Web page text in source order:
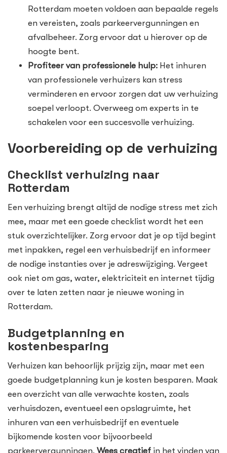
Rotterdam moeten voldoen aan bepaalde regels
en vereisten, zoals parkeervergunningen en
afvalbeheer. Zorg ervoor dat u hierover op de
hoogte bent.
Profiteer van professionele hulp: Het inhuren
van professionele verhuizers kan stress
verminderen en ervoor zorgen dat uw verhuizing
soepel verloopt. Overweeg om experts in te
schakelen voor een succesvolle verhuizing.
Voorbereiding op de verhuizing
Checklist verhuizing naar
Rotterdam
Een verhuizing brengt altijd de nodige stress met zich
mee, maar met een goede checklist wordt het een
stuk overzichtelijker. Zorg ervoor dat je op tijd begint
met inpakken, regel een verhuisbedrijf en informeer
de nodige instanties over je adreswijziging. Vergeet
ook niet om gas, water, elektriciteit en internet tijdig
over te laten zetten naar je nieuwe woning in
Rotterdam.
Budgetplanning en
kostenbesparing
Verhuizen kan behoorlijk prijzig zijn, maar met een
goede budgetplanning kun je kosten besparen. Maak
een overzicht van alle verwachte kosten, zoals
verhuisdozen, eventueel een opslagruimte, het
inhuren van een verhuisbedrijf en eventuele
bijkomende kosten voor bijvoorbeeld
parkeervergunningen. Wees creatief in het vinden van